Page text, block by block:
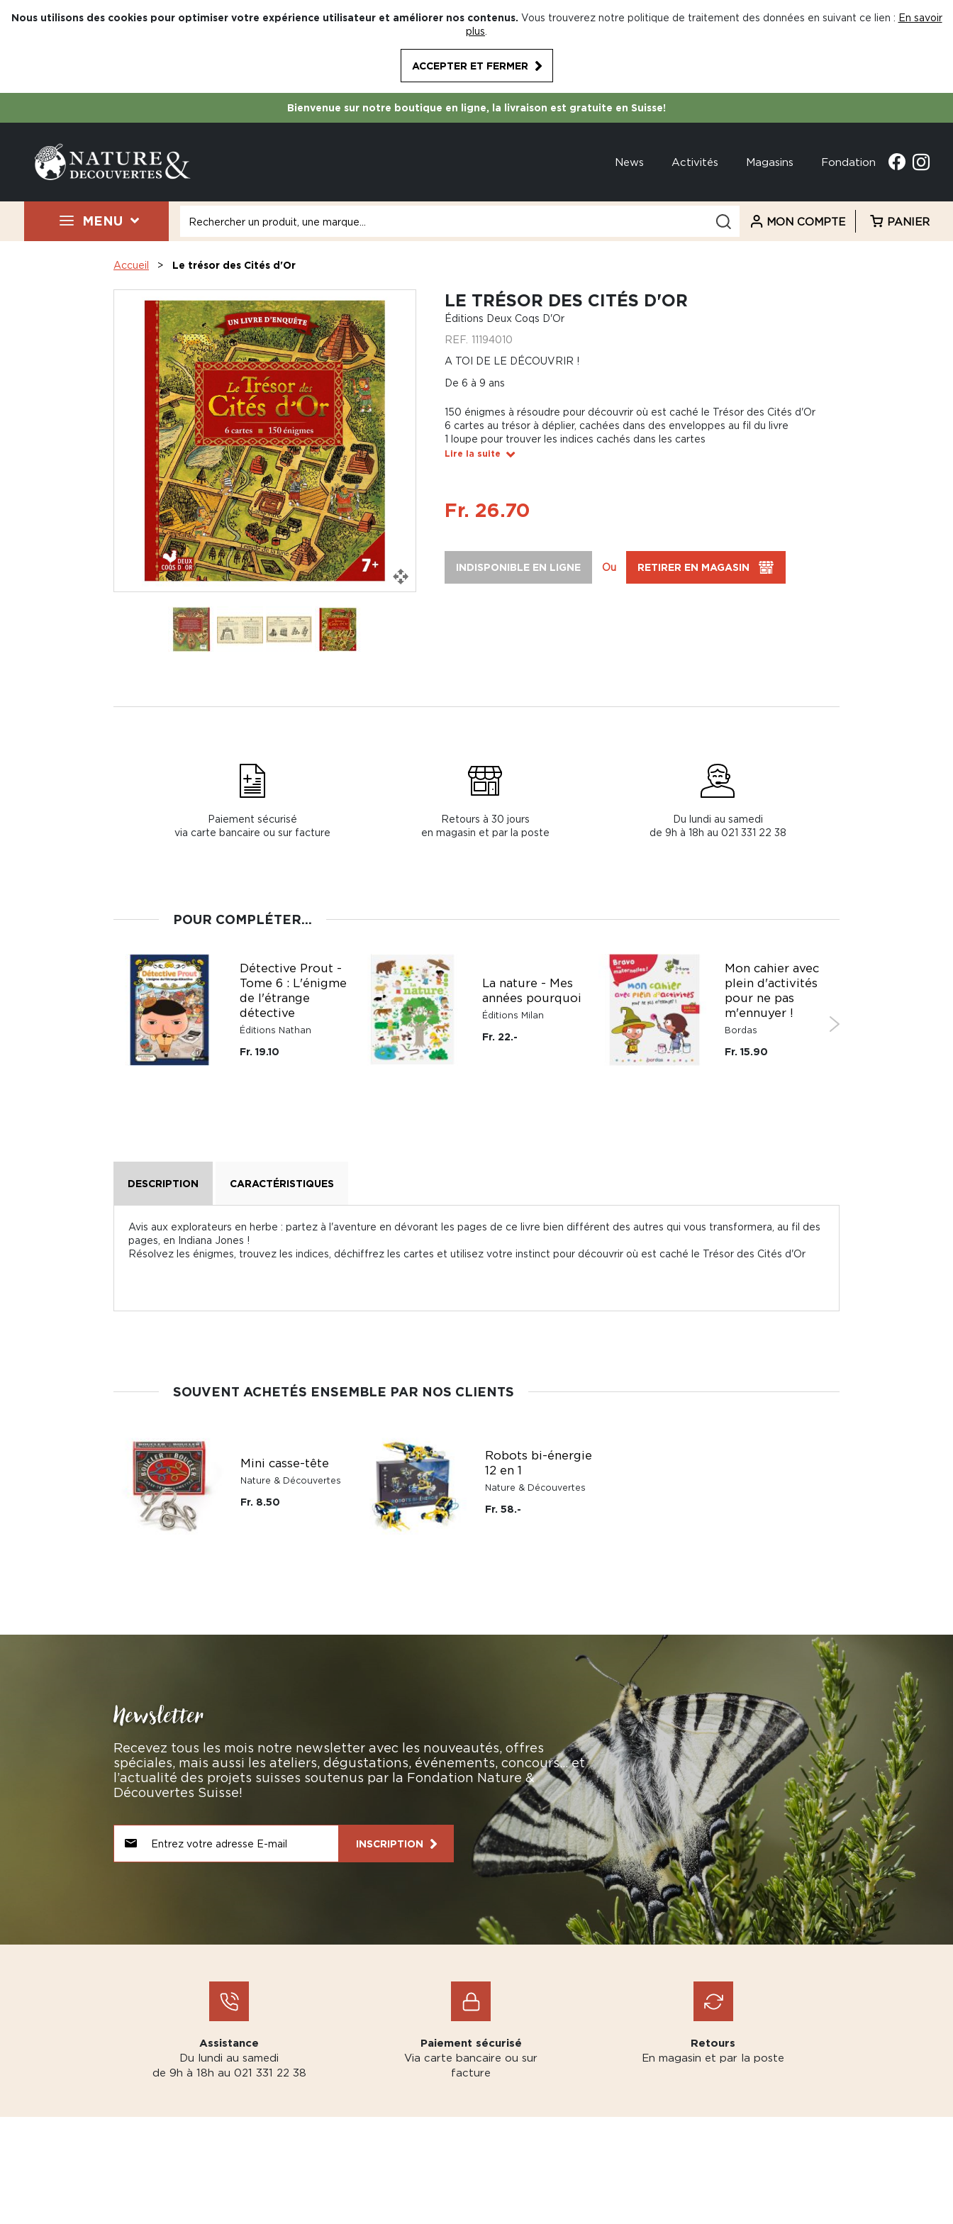
Nous utilisons des cookies pour optimiser votre expérience utilisateur et améliorer nos contenus. Vous trouverez notre politique de traitement des données en suivant ce lien : En savoir
plus
ACCEPTER ET FERMER
Bienvenue sur notre boutique en ligne, la livraison est gratuite en Suisse!
News Activités Magasins Fondation
MENU MON COMPTE PANIER
Accueil Le trésor des Cités d'Or
LE TRÉSOR DES CITÉS D'OR
Éditions Deux Coqs D'Or
REF. 11194010
A TOI DE LE DÉCOUVRIR !
De 6 à 9 ans
150 énigmes à résoudre pour découvrir où est caché le Trésor des Cités d'Or
6 cartes au trésor à déplier, cachées dans des enveloppes au fil du livre
1 loupe pour trouver les indices cachés dans les cartes
Lire la suite
Fr. 26.70
INDISPONIBLE EN LIGNE Ou RETIRER EN MAGASIN
Paiement sécurisé
via carte bancaire ou sur facture
Retours à 30 jours
en magasin et par la poste
Du lundi au samedi
de 9h à 18h au 021 331 22 38
POUR COMPLÉTER...
Détective Prout -
Tome 6 : L'énigme
de l'étrange
détective
Éditions Nathan
Fr. 19.10
La nature - Mes
années pourquoi
Éditions Milan
Fr. 22.-
Mon cahier avec
plein d'activités
pour ne pas
m'ennuyer !
Bordas
Fr. 15.90
DESCRIPTION CARACTÉRISTIQUES
Avis aux explorateurs en herbe : partez à l'aventure en dévorant les pages de ce livre bien différent des autres qui vous transformera, au fil des
pages, en Indiana Jones !
Résolvez les énigmes, trouvez les indices, déchiffrez les cartes et utilisez votre instinct pour découvrir où est caché le Trésor des Cités d'Or
SOUVENT ACHETÉS ENSEMBLE PAR NOS CLIENTS
Mini casse-tête
Nature & Découvertes
Fr. 8.50
Robots bi-énergie
12 en 1
Nature & Découvertes
Fr. 58.-
Newsletter
Recevez tous les mois notre newsletter avec les nouveautés, offres
spéciales, mais aussi les ateliers, dégustations, événements, concours… et
l’actualité des projets suisses soutenus par la Fondation Nature &
Découvertes Suisse!
INSCRIPTION
Assistance
Du lundi au samedi
de 9h à 18h au 021 331 22 38
Paiement sécurisé
Via carte bancaire ou sur
facture
Retours
En magasin et par la poste